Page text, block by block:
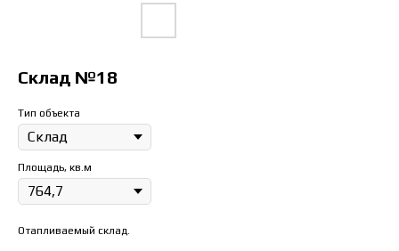
Склад №18
Тип объекта
Площадь, кв.м
Отапливаемый склад.